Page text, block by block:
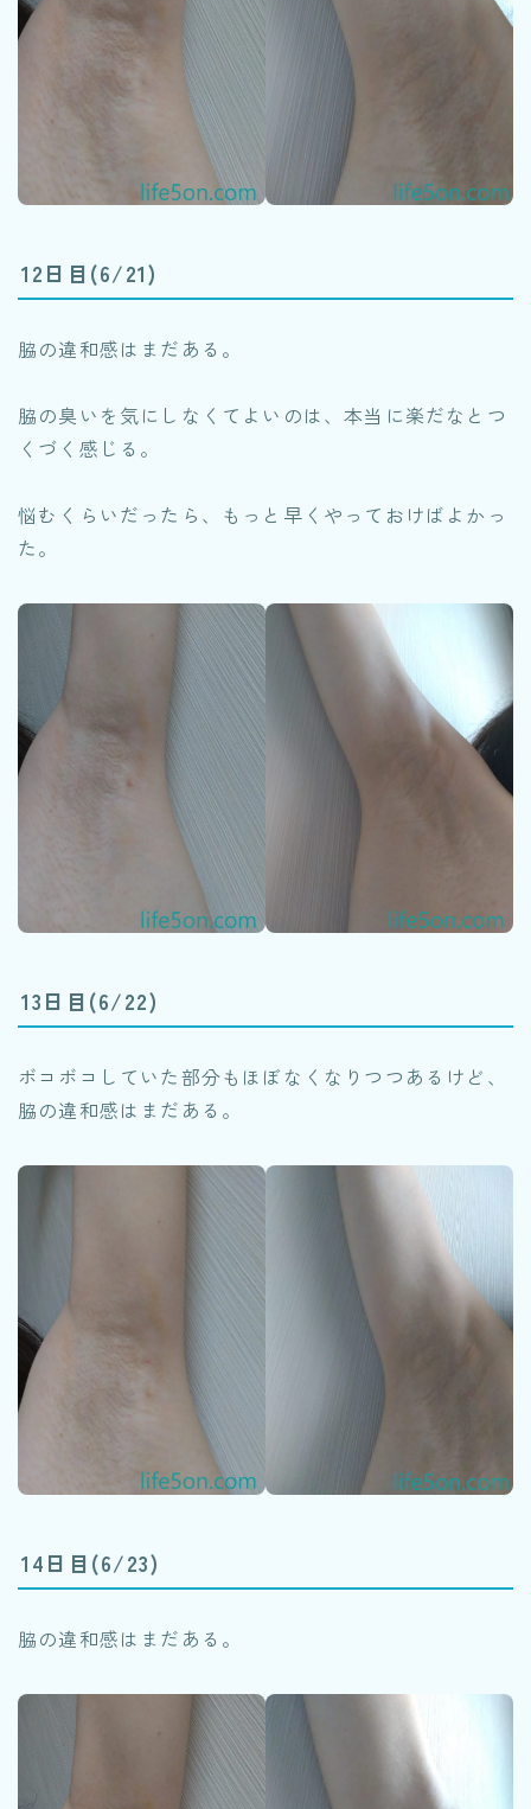
12日目(6/21)
脇の違和感はまだある。
脇の臭いを気にしなくてよいのは、本当に楽だなとつ
くづく感じる。
悩むくらいだったら、もっと早くやっておけばよかっ
た。
13日目(6/22)
ボコボコしていた部分もほぼなくなりつつあるけど、
脇の違和感はまだある。
14日目(6/23)
脇の違和感はまだある。